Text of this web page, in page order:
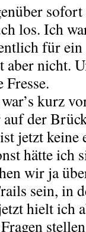
los. Ich
für
aber nicht.
kurz
der
jetzt keine
hätte
wir ja
sein, in
hielt ich